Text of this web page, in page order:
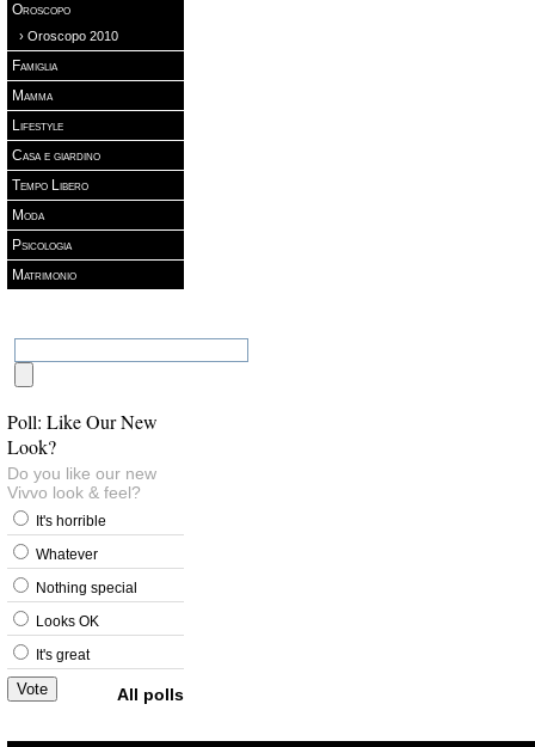
Oroscopo
› Oroscopo 2010
Famiglia
Mamma
Lifestyle
Casa e giardino
Tempo Libero
Moda
Psicologia
Matrimonio
Poll: Like Our New
Look?
Do you like our new
Vivvo look & feel?
It's horrible
Whatever
Nothing special
Looks OK
It's great
All polls